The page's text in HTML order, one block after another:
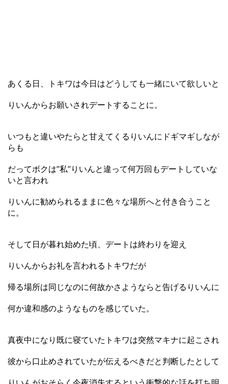
あくる日、トキワは今日はどうしても一緒にいて欲しいと
りいんからお願いされデートすることに。
いつもと違いやたらと甘えてくるりいんにドギマギしなが
らも
だってボクは”私”りいんと違って何万回もデートしていな
いと言われ
りいんに勧められるままに色々な場所へと付き合うこと
に。
そして日が暮れ始めた頃、デートは終わりを迎え
りいんからお礼を言われるトキワだが
帰る場所は同じなのに何故かさようならと告げるりいんに
何か違和感のようなものを感じていた。
真夜中になり既に寝ていたトキワは突然マキナに起こされ
彼から口止めされていたが伝えるべきだと判断したとして